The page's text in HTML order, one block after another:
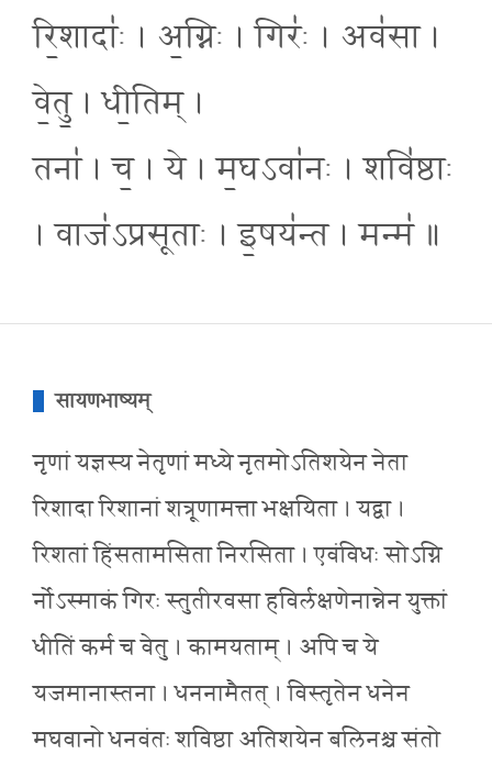
रि॒शादाः॑ । अ॒ग्निः । गिरः॑ । अव॑सा ।
वे॒तु॒ । धी॒तिम् ।
तना॑ । च॒ । ये । म॒घऽवा॑नः । शवि॑ष्ठाः
। वाज॑ऽप्रसूताः । इ॒षय॑न्त । मन्म॑ ॥
सायणभाष्यम्
नृणां यज्ञस्य नेतृणां मध्ये नृतमोऽतिशयेन नेता
रिशादा रिशानां शत्रूणामत्ता भक्षयिता । यद्वा ।
रिशतां हिंसतामसिता निरसिता । एवंविधः सोऽग्नि
र्नोऽस्माकं गिरः स्तुतीरवसा हविर्लक्षणेनान्नेन युक्तां
धीतिं कर्म च वेतु । कामयताम् । अपि च ये
यजमानास्तना । धननामैतत् । विस्तृतेन धनेन
मघवानो धनवंतः शविष्ठा अतिशयेन बलिनश्च संतो